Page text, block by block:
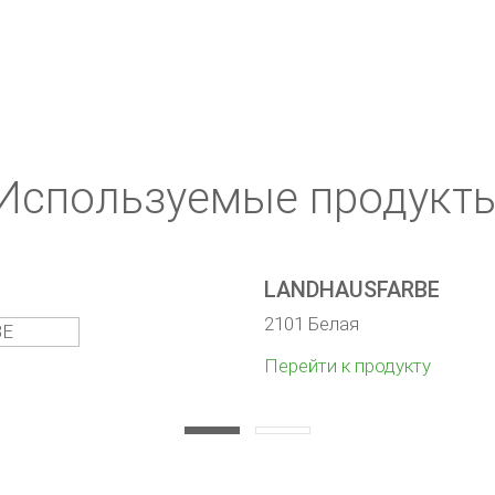
LANDHAUSFARBE
2101 Белая
Перейти к продукту